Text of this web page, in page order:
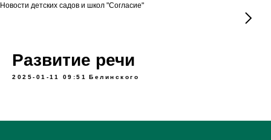
Новости детских садов и школ "Согласие"
Развитие речи
2025-01-11 09:51 Белинского